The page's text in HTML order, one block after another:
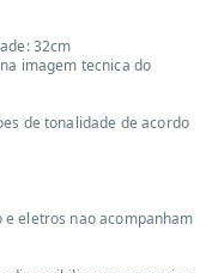
32cm
imagem tecnica do
de tonalidade de acordo
eletros nao acompanham